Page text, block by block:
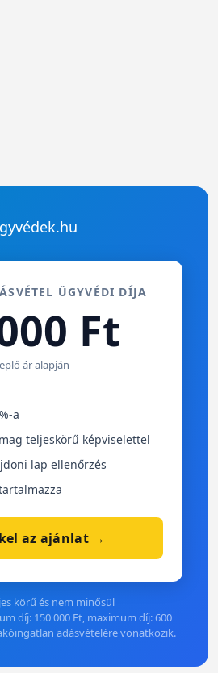
ÜGYVÉDI DÍJA
Ft
ár alapján
a
teljeskörű képviselettel
lap ellenőrzés
az ajánlat →
körű és nem minősül
díj: 150 000 Ft, maximum díj: 600
adásvételére vonatkozik.